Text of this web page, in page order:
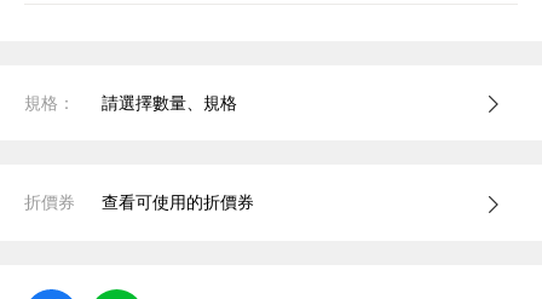
規格： 請選擇數量、規格
折價券 查看可使用的折價券